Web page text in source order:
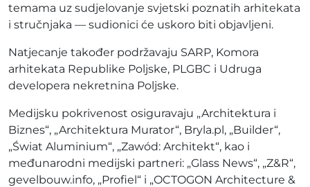
temama uz sudjelovanje svjetski poznatih arhitekata
i stručnjaka — sudionici će uskoro biti objavljeni.
Natjecanje također podržavaju SARP, Komora
arhitekata Republike Poljske, PLGBC i Udruga
developera nekretnina Poljske.
Medijsku pokrivenost osiguravaju „Architektura i
Biznes“, „Architektura Murator“, Bryla.pl, „Builder“,
„Świat Aluminium“, „Zawód: Architekt“, kao i
međunarodni medijski partneri: „Glass News“, „Z&R“,
gevelbouw.info, „Profiel“ i „OCTOGON Architecture &